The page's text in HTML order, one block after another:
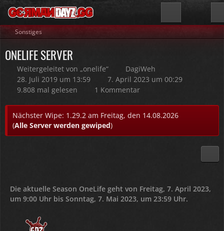
Sonstiges
ONELIFE SERVER
Weitergeleitet von „onelife“
DagiWeh
28. Juli 2019 um 13:59
7. April 2023 um 00:29
9.808 mal gelesen
1 Kommentar
Nächster Wipe: 1.29.2 am Freitag, den 14.08.2026
(Alle Server werden gewiped)
Die aktuelle Season OneLife geht von Freitag, 7. April 2023,
um 9:00 Uhr bis Sonntag, 7. Mai 2023, um 23:59 Uhr.